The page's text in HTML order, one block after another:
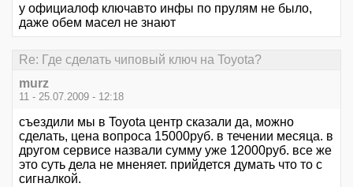
у официалоф ключавто инфы по прулям не было,
даже обем масел не знают
Re: Где сделать чиповый ключ на Toyota?
murz
11 - 25.07.2009 - 12:18
съездили мы в Toyota центр сказали да, можно
сделать, цена вопроса 15000руб. в течении месяца. в
другом сервисе назвали сумму уже 12000руб. все же
это суть дела не мненяет. прийдется думать что то с
сигналкой.